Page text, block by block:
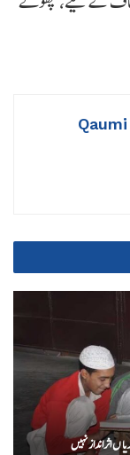
ں اثرانداز نہیں